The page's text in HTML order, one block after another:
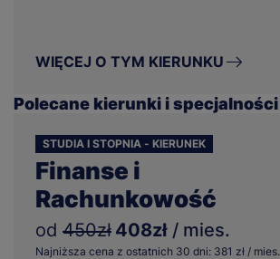
WIĘCEJ O TYM KIERUNKU
Polecane kierunki i specjalności
STUDIA I STOPNIA - KIERUNEK
Finanse i
Rachunkowość
od 450zł 408zł / mies.
Najniższa cena z ostatnich 30 dni: 381 zł / mies.